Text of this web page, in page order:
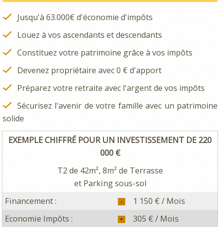
Jusqu'à 63.000€ d'économie d'impôts
Louez à vos ascendants et descendants
Constituez votre patrimoine grâce à vos impôts
Devenez propriétaire avec 0 € d'apport
Préparez votre retraite avec l'argent de vos impôts
Sécurisez l'avenir de votre famille avec un patrimoine
solide
EXEMPLE CHIFFRÉ POUR UN INVESTISSEMENT DE 220
000 €
T2 de 42m², 8m² de Terrasse
et Parking sous-sol
Financement :
1 150 € / Mois
Economie Impôts :
305 € / Mois